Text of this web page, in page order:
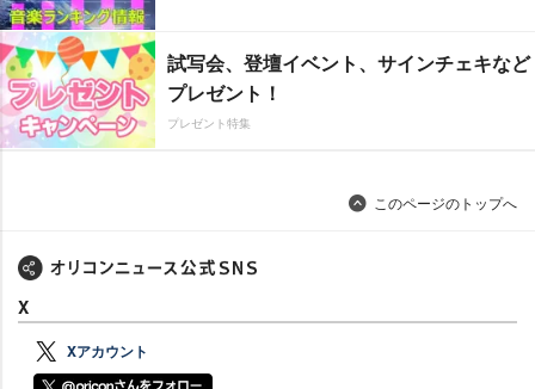
試写会、登壇イベント、サインチェキなど
プレゼント！
プレゼント特集
このページのトップへ
X
Xアカウント